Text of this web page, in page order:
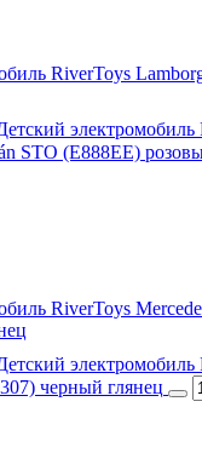
RiverToys
электромобиль
STO (E888EE)
RiverToys
электромобиль
черный глянец